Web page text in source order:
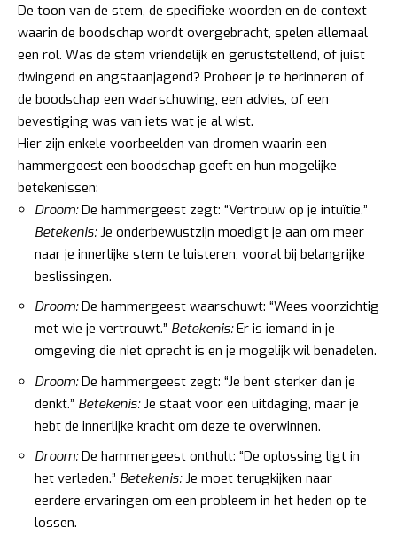
De toon van de stem, de specifieke woorden en de context
waarin de boodschap wordt overgebracht, spelen allemaal
een rol. Was de stem vriendelijk en geruststellend, of juist
dwingend en angstaanjagend? Probeer je te herinneren of
de boodschap een waarschuwing, een advies, of een
bevestiging was van iets wat je al wist.
Hier zijn enkele voorbeelden van dromen waarin een
hammergeest een boodschap geeft en hun mogelijke
betekenissen:
Droom:De hammergeest zegt: “Vertrouw op je intuïtie.”
Betekenis:Je onderbewustzijn moedigt je aan om meer
naar je innerlijke stem te luisteren, vooral bij belangrijke
beslissingen.
Droom:De hammergeest waarschuwt: “Wees voorzichtig
met wie je vertrouwt.” Betekenis:Er is iemand in je
omgeving die niet oprecht is en je mogelijk wil benadelen.
Droom:De hammergeest zegt: “Je bent sterker dan je
denkt.” Betekenis:Je staat voor een uitdaging, maar je
hebt de innerlijke kracht om deze te overwinnen.
Droom:De hammergeest onthult: “De oplossing ligt in
het verleden.” Betekenis:Je moet terugkijken naar
eerdere ervaringen om een probleem in het heden op te
lossen.